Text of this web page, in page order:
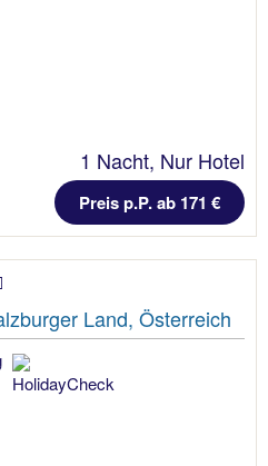
1 Nacht, Nur Hotel
Preis p.P. ab 171 €
Land, Österreich